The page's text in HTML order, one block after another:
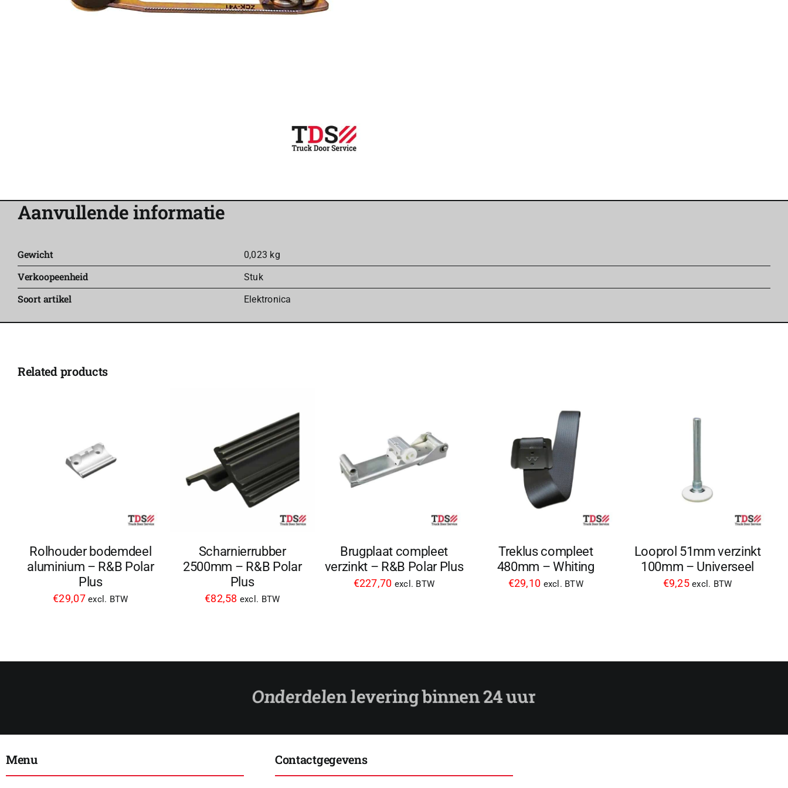
Aanvullende informatie
Gewicht 0,023 kg
Verkoopeenheid Stuk
Soort artikel Elektronica
Related products
Rolhouder bodemdeel
aluminium – R&B Polar
Plus
€29,07 excl. BTW
Scharnierrubber
2500mm – R&B Polar
Plus
€82,58 excl. BTW
Brugplaat compleet
verzinkt – R&B Polar Plus
€227,70 excl. BTW
Treklus compleet
480mm – Whiting
€29,10 excl. BTW
Looprol 51mm verzinkt
100mm – Universeel
€9,25 excl. BTW
Menu Contactgegevens